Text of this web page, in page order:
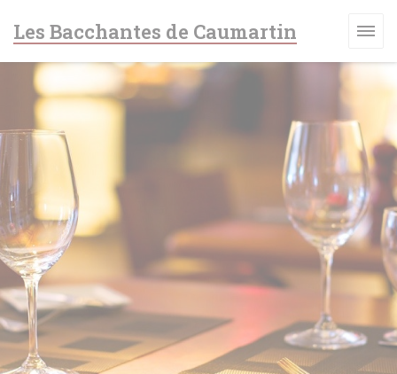
Les Bacchantes de Caumartin